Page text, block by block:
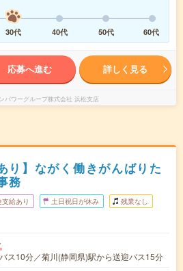
30代 40代 50代 60代
応募へ進む 詳しく見る
パワーグループ株式会社 浜松支店
り】ながく働きがんばりた
務
給あり 土日祝日が休み 残業なし
ス10分／菊川(静岡県)駅から送迎バス15分